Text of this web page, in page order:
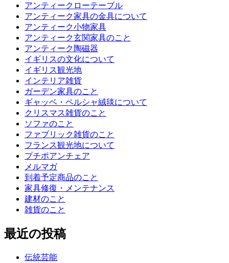
アンティークローテーブル
アンティーク家具の金具について
アンティーク小物家具
アンティーク玄関家具のこと
アンティーク陶磁器
イギリスの文化について
イギリス観光地
インテリア雑貨
ガーデン家具のこと
ギャッベ・ペルシャ絨毯について
クリスマス雑貨のこと
ソファのこと
ファブリック雑貨のこと
フランス観光地について
プチポアンチェア
メルマガ
到着予定商品のこと
家具修復・メンテナンス
建材のこと
雑貨のこと
最近の投稿
伝統芸能